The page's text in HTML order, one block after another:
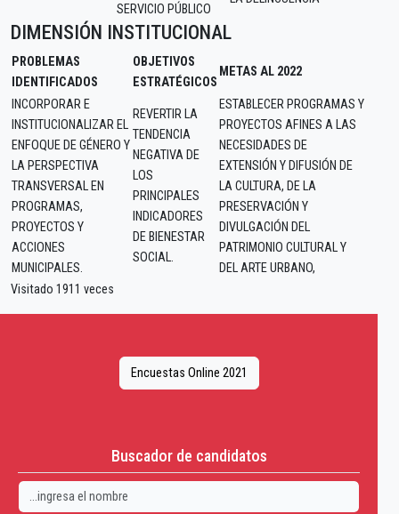
SERVICIO PÚBLICO
DIMENSIÓN INSTITUCIONAL
PROBLEMAS
IDENTIFICADOS
OBJETIVOS
ESTRATÉGICOS
METAS AL 2022
INCORPORAR E
INSTITUCIONALIZAR EL
ENFOQUE DE GÉNERO Y
LA PERSPECTIVA
TRANSVERSAL EN
PROGRAMAS,
PROYECTOS Y
ACCIONES
MUNICIPALES.
REVERTIR LA
TENDENCIA
NEGATIVA DE
LOS
PRINCIPALES
INDICADORES
DE BIENESTAR
SOCIAL.
ESTABLECER PROGRAMAS Y
PROYECTOS AFINES A LAS
NECESIDADES DE
EXTENSIÓN Y DIFUSIÓN DE
LA CULTURA, DE LA
PRESERVACIÓN Y
DIVULGACIÓN DEL
PATRIMONIO CULTURAL Y
DEL ARTE URBANO,
Visitado 1911 veces
Encuestas Online 2021
Buscador de candidatos